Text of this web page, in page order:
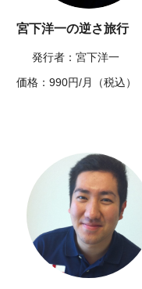
宮下洋一の逆さ旅行
発行者：宮下洋一
価格：990円/月（税込）